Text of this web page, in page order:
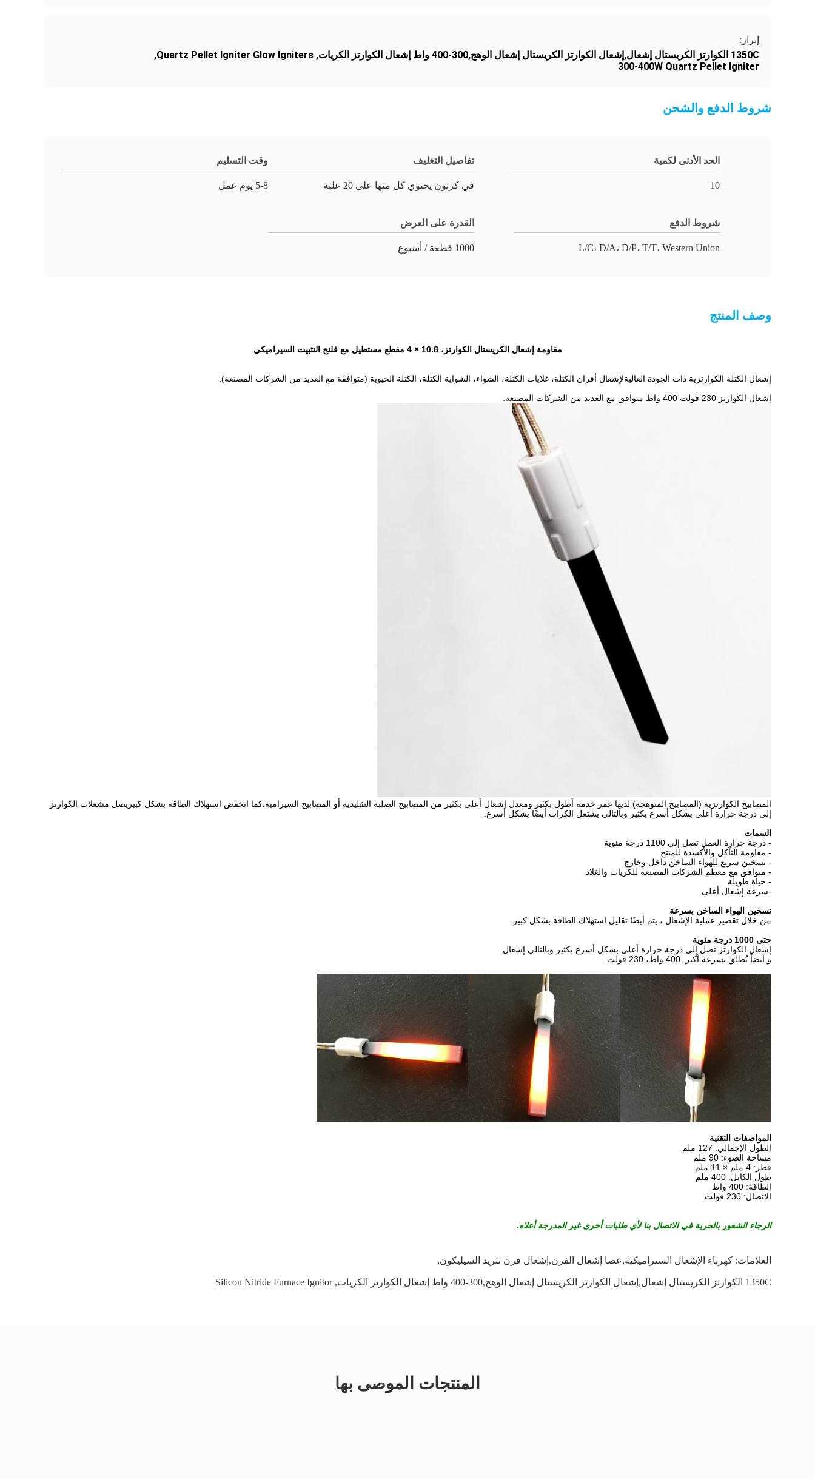
إبراز:
1350C الكوارتز الكريستال إشعال,إشعال الكوارتز الكريستال إشعال الوهج,300-400 واط إشعال الكوارتز الكريات ,
Quartz Pellet Igniter Glow Igniters
,
300-400W Quartz Pellet Igniter
شروط الدفع والشحن
الحد الأدنى لكمية
10
تفاصيل التغليف
في كرتون يحتوي كل منها على 20 علبة
وقت التسليم
5-8 يوم عمل
شروط الدفع
L/C، D/A، D/P، T/T، Western Union
القدرة على العرض
1000 قطعة / أسبوع
وصف المنتج
مقاومة إشعال الكريستال الكوارتز، 10.8 × 4 مقطع مستطيل مع فلنج التثبيت السيراميكي
إشعال الكتلة الكوارتزية ذات الجودة العاليةلإشعال أفران الكتلة، غلايات الكتلة، الشواء، الشواية الكتلة، الكتلة الحيوية (متوافقة مع العديد من الشركات المصنعة).
إشعال الكوارتز 230 فولت 400 واط متوافق مع العديد من الشركات المصنعة.
المصابيح الكوارتزية (المصابيح المتوهجة) لديها عمر خدمة أطول بكثير ومعدل إشعال أعلى بكثير من المصابيح الصلبة التقليدية أو المصابيح السيرامية.كما انخفض استهلاك الطاقة بشكل كبيريصل مشعلات الكوارتز
إلى درجة حرارة أعلى بشكل أسرع بكثير وبالتالي يشتعل الكرات أيضًا بشكل أسرع.
السمات
- درجة حرارة العمل تصل إلى 1100 درجة مئوية
- مقاومة التآكل والأكسدة للمنتج
- تسخين سريع للهواء الساخن داخل وخارج
- متوافق مع معظم الشركات المصنعة للكريات والغلاد
- حياة طويلة
-سرعة إشعال أعلى
تسخين الهواء الساخن بسرعة
من خلال تقصير عملية الإشعال ، يتم أيضًا تقليل استهلاك الطاقة بشكل كبير.
حتى 1000 درجة مئوية
إشعال الكوارتز تصل إلى درجة حرارة أعلى بشكل أسرع بكثير وبالتالي إشعال
و أيضاً تُطلق بسرعة أكبر. 400 واط، 230 فولت.
المواصفات التقنية
الطول الإجمالي: 127 ملم
مساحة الضوء: 90 ملم
قطر: 4 ملم × 11 ملم
طول الكابل: 400 ملم
الطاقة: 400 واط
الاتصال: 230 فولت
الرجاء الشعور بالحرية في الاتصال بنا لأي طلبات أخرى غير المدرجة أعلاه.
العلامات: كهرباء الإشعال السيراميكية,عصا إشعال الفرن,إشعال فرن نتريد السيليكون,
1350C الكوارتز الكريستال إشعال,إشعال الكوارتز الكريستال إشعال الوهج,300-400 واط إشعال الكوارتز الكريات ,
Silicon Nitride Furnace Ignitor
المنتجات الموصى بها